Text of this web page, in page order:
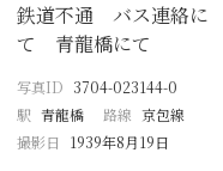
鉄道不通 バス連絡に
て 青龍橋にて
写真ID 3704-023144-0
駅 青龍橋 路線 京包線
撮影日
1939年8月19日